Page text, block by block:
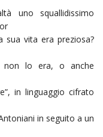
uno squallidissimo
sua vita era preziosa?
non lo era, o anche
in linguaggio cifrato
in seguito a un